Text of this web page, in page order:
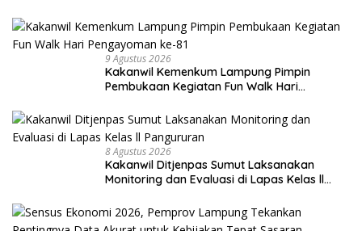
9 Agustus 2026
Kakanwil Kemenkum Lampung Pimpin
Pembukaan Kegiatan Fun Walk Hari
8 Agustus 2026
Kakanwil Ditjenpas Sumut Laksanakan
Monitoring dan Evaluasi di Lapas Kelas ll